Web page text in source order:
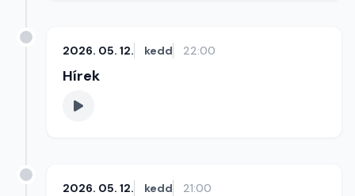
2026. 05. 12. kedd 22:00
Hírek
2026. 05. 12. kedd 21:00